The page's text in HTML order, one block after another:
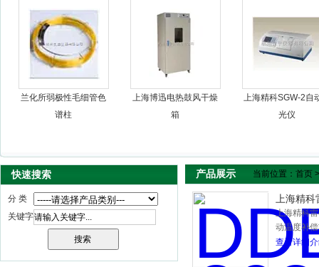
兰化所弱极性毛细管色
谱柱
上海博迅电热鼓风干燥
箱
上海精科SGW-2自
光仪
快速搜索
分 类
关键字
产品展示 当前位置： 首页
上海精
上海精科
动温度补
可适合高
查看详细